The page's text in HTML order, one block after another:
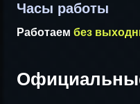
Часы работы
Работаем без